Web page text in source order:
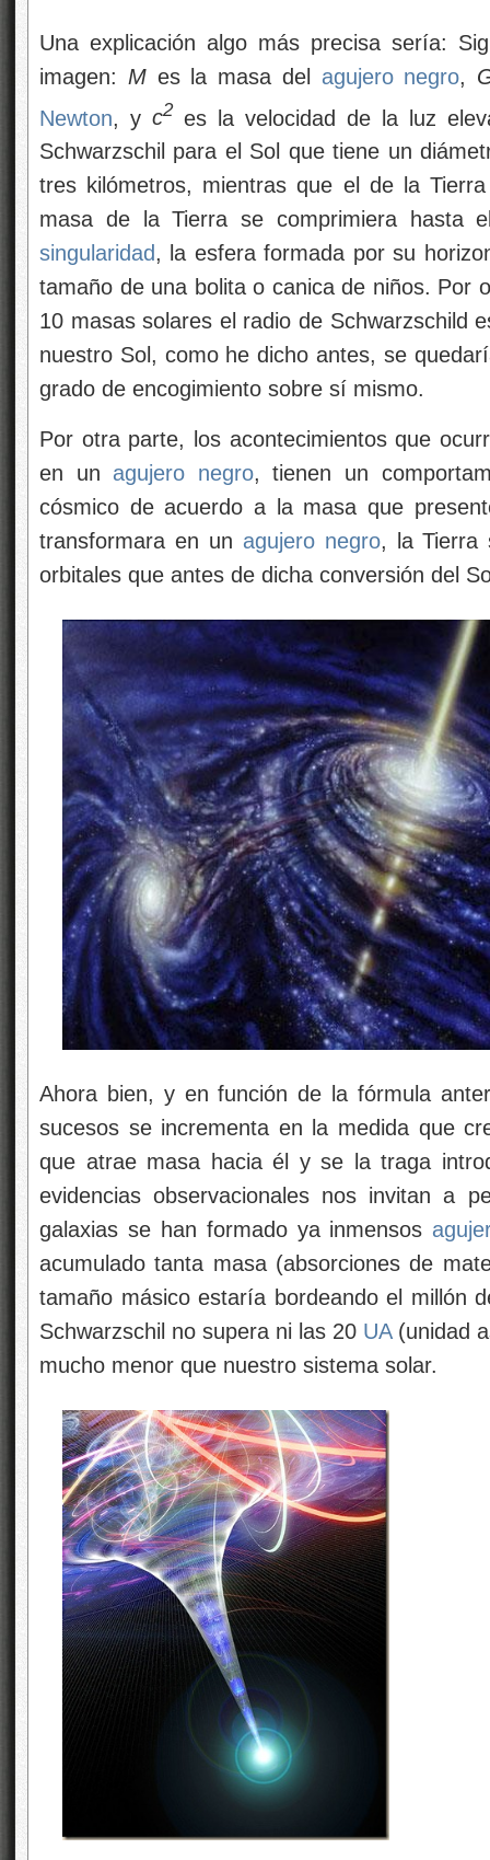
Una explicación algo más precisa sería:
imagen: Mes la masa del agujero negro,
Newton , y c2 es la velocidad de la luz
Schwarzschil para el Sol que tiene un
tres kilómetros, mientras que el de la
masa de la Tierra se comprimiera hasta
singularidad, la esfera formada por su
tamaño de una bolita o canica de niños. Por
10 masas solares el radio de Schwarzschild
nuestro Sol, como he dicho antes, se
grado de encogimiento sobre sí mismo.
Por otra parte, los acontecimientos que
en un agujero negro, tienen un
cósmico de acuerdo a la masa que
transformara en un agujero negro, la Tierra
orbitales que antes de dicha conversión del
Ahora bien, y en función de la fórmula
sucesos se incrementa en la medida que
que atrae masa hacia él y se la traga
evidencias observacionales nos invitan a
galaxias se han formado ya inmensos
acumulado tanta masa (absorciones de
tamaño másico estaría bordeando el millón
Schwarzschil no supera ni las 20 UA(unidad
mucho menor que nuestro sistema solar.